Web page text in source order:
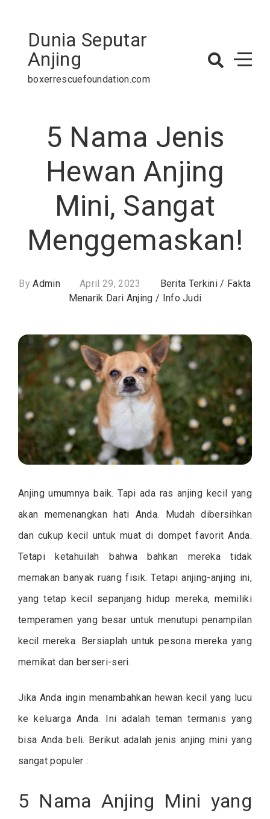
contentDunia Seputar
Anjing
boxerrescuefoundation.com
5 Nama Jenis
Hewan Anjing
Mini, Sangat
Menggemaskan!
ByAdmin April 29, 2023 Berita Terkini/ Fakta
Menarik Dari Anjing / Info Judi
Anjing umumnya baik. Tapi ada ras anjing kecil yang
akan memenangkan hati Anda. Mudah dibersihkan
dan cukup kecil untuk muat di dompet favorit Anda.
Tetapi ketahuilah bahwa bahkan mereka tidak
memakan banyak ruang fisik. Tetapi anjing-anjing ini,
yang tetap kecil sepanjang hidup mereka, memiliki
temperamen yang besar untuk menutupi penampilan
kecil mereka. Bersiaplah untuk pesona mereka yang
memikat dan berseri-seri.
Jika Anda ingin menambahkan hewan kecil yang lucu
ke keluarga Anda. Ini adalah teman termanis yang
bisa Anda beli. Berikut adalah jenis anjing mini yang
sangat populer :
5 Nama Anjing Mini yang